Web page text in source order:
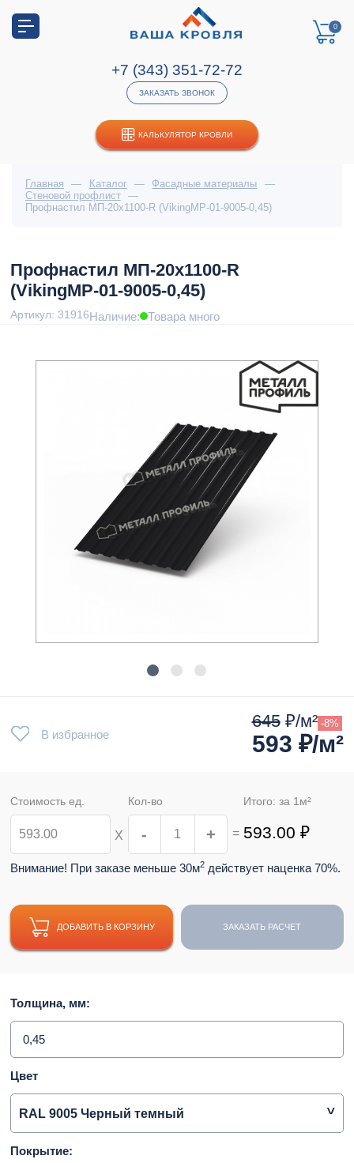
КАЛЬКУЛЯТОР КРОВЛИ
0
+7 (343) 351-72-72
ЗАКАЗАТЬ ЗВОНОК
Главная — Каталог — Фасадные материалы
—
Стеновой профлист
—
Профнастил МП-20x1100-R (VikingMP-01-9005-0,45)
Профнастил МП-20x1100-R
(VikingMP-01-9005-0,45)
Артикул: 31916Наличие: Товара много
В избранное
645₽/м² -8%
593 ₽/м²
Стоимость ед.
Х
Кол-во
- + =
Итого: за 1 м²
593.00 ₽
Внимание! При заказе меньше 30м2 действует наценка 70%.
ДОБАВИТЬ В КОРЗИНУ ЗАКАЗАТЬ РАСЧЕТ
Толщина, мм:
0,45
Цвет
RAL 9005 Черный темный
Покрытие: